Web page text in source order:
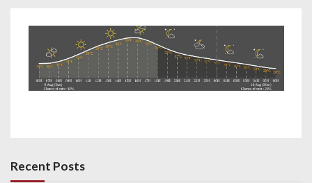
Recent Posts